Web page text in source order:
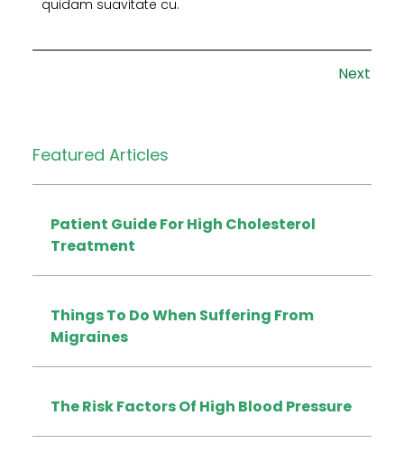
quidam suavitate cu.
Next
Featured Articles
Patient Guide For High Cholesterol
Treatment
Things To Do When Suffering From
Migraines
The Risk Factors Of High Blood Pressure